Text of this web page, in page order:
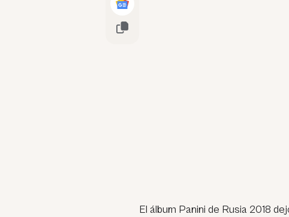
El álbum Panini de Rusia 2018